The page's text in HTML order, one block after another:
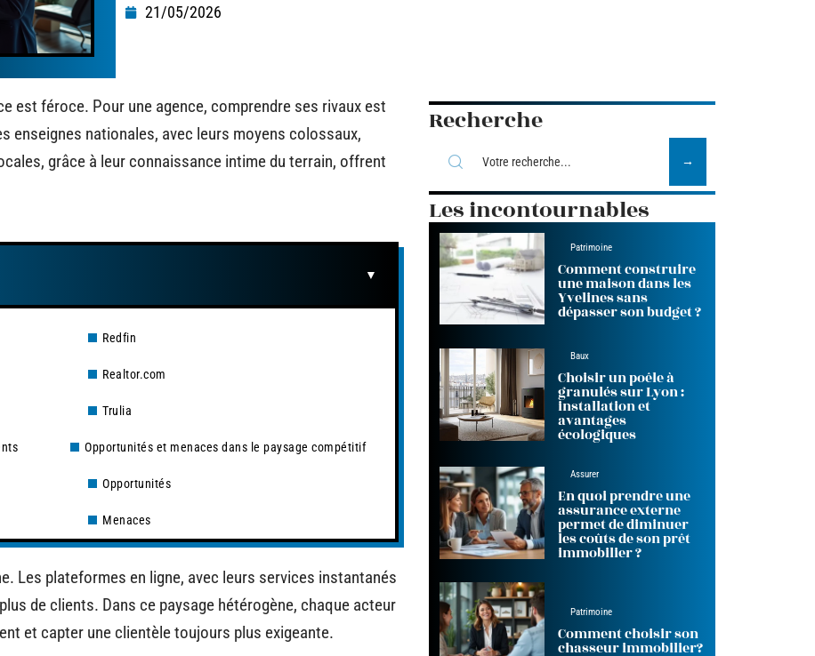
21/05/2026
est féroce. Pour une agence, comprendre ses rivaux est
enseignes nationales, avec leurs moyens colossaux,
grâce à leur connaissance intime du terrain, offrent
Redfin
Realtor.com
Trulia
Opportunités et menaces dans le paysage compétitif
Opportunités
Menaces
Les plateformes en ligne, avec leurs services instantanés
de clients. Dans ce paysage hétérogène, chaque acteur
et capter une clientèle toujours plus exigeante.
Recherche
Les incontournables
Patrimoine
Comment construire
une maison dans les
Yvelines sans
dépasser son budget ?
Baux
Choisir un poêle à
granulés sur Lyon :
installation et
avantages
écologiques
Assurer
En quoi prendre une
assurance externe
permet de diminuer
les coûts de son prêt
immobilier ?
Patrimoine
Comment choisir son
chasseur immobilier?